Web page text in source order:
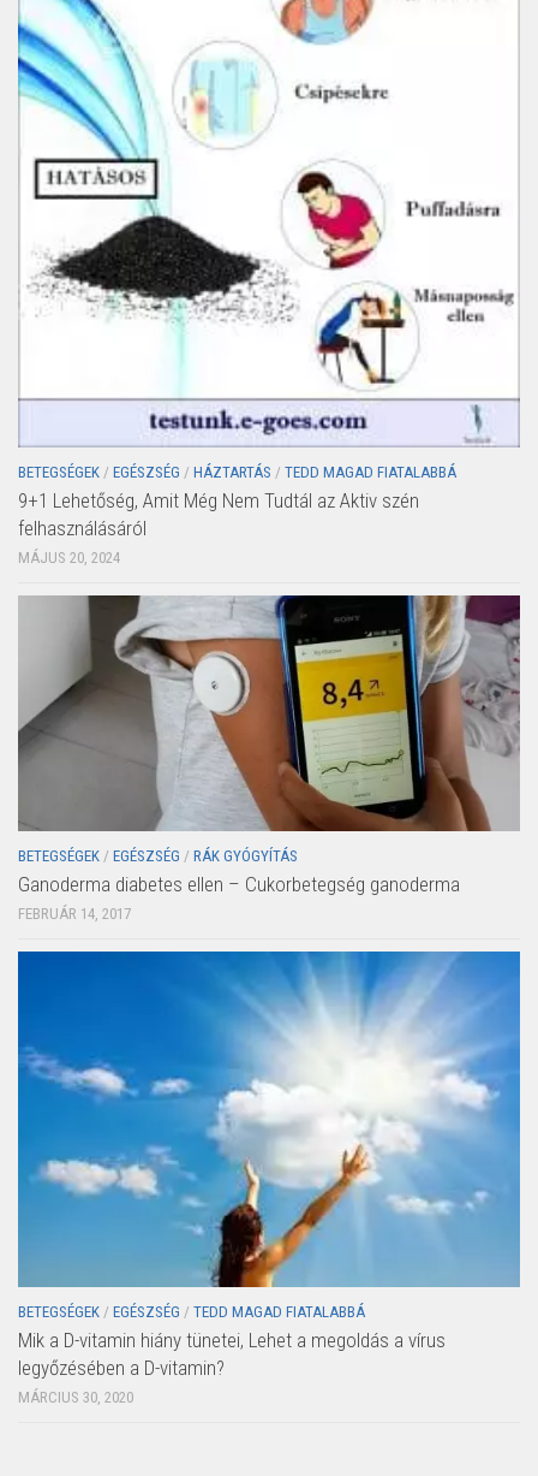
BETEGSÉGEK / EGÉSZSÉG / HÁZTARTÁS / TEDD MAGAD FIATALABBÁ
9+1 Lehetőség, Amit Még Nem Tudtál az Aktiv szén
felhasználásáról
MÁJUS 20, 2024
BETEGSÉGEK / EGÉSZSÉG / RÁK GYÓGYÍTÁS
Ganoderma diabetes ellen – Cukorbetegség ganoderma
FEBRUÁR 14, 2017
BETEGSÉGEK / EGÉSZSÉG / TEDD MAGAD FIATALABBÁ
Mik a D-vitamin hiány tünetei, Lehet a megoldás a vírus
legyőzésében a D-vitamin?
MÁRCIUS 30, 2020